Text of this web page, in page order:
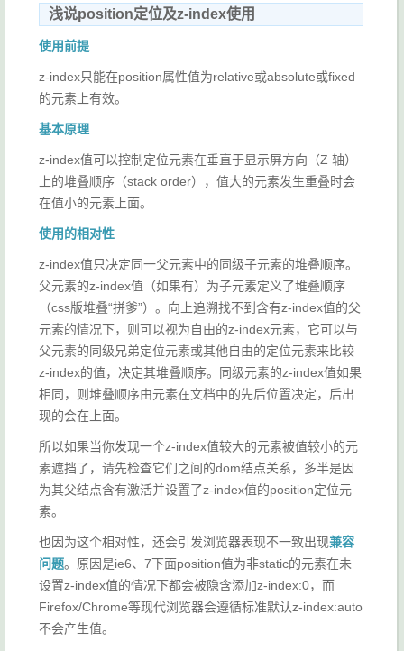
浅说position定位及z-index使用
使用前提
z-index只能在position属性值为relative或absolute或fixed
的元素上有效。
基本原理
z-index值可以控制定位元素在垂直于显示屏方向（Z 轴）
上的堆叠顺序（stack order），值大的元素发生重叠时会
在值小的元素上面。
使用的相对性
z-index值只决定同一父元素中的同级子元素的堆叠顺序。
父元素的z-index值（如果有）为子元素定义了堆叠顺序
（css版堆叠“拼爹”）。向上追溯找不到含有z-index值的父
元素的情况下，则可以视为自由的z-index元素，它可以与
父元素的同级兄弟定位元素或其他自由的定位元素来比较
z-index的值，决定其堆叠顺序。同级元素的z-index值如果
相同，则堆叠顺序由元素在文档中的先后位置决定，后出
现的会在上面。
所以如果当你发现一个z-index值较大的元素被值较小的元
素遮挡了，请先检查它们之间的dom结点关系，多半是因
为其父结点含有激活并设置了z-index值的position定位元
素。
也因为这个相对性，还会引发浏览器表现不一致出现兼容
问题。原因是ie6、7下面position值为非static的元素在未
设置z-index值的情况下都会被隐含添加z-index:0，而
Firefox/Chrome等现代浏览器会遵循标准默认z-index:auto
不会产生值。